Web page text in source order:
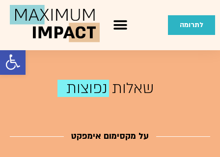
פתח
לתרומה
שאלות נפוצות
על מקסימום אימפקט